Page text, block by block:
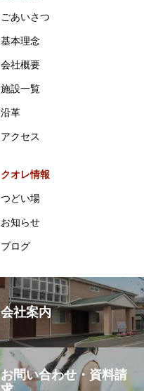
ごあいさつ
基本理念
会社概要
施設一覧
沿革
アクセス
クオレ情報
つどい場
お知らせ
ブログ
会社案内
お問い合わせ・資料請